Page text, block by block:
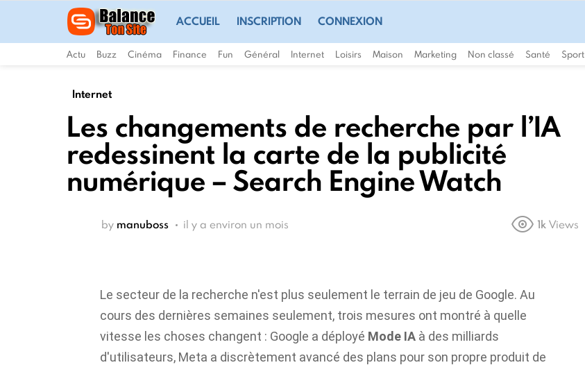
ACCUEIL INSCRIPTION CONNEXION
Actu Buzz Cinéma Finance Fun Général Internet Loisirs Maison Marketing Non classé Santé Sport
Internet
Les changements de recherche par l’IA
redessinent la carte de la publicité
numérique – Search Engine Watch
by manuboss il y a environ un mois 1k Views
Le secteur de la recherche n'est plus seulement le terrain de jeu de Google. Au
cours des dernières semaines seulement, trois mesures ont montré à quelle
vitesse les choses changent : Google a déployé Mode IA à des milliards
d'utilisateurs, Meta a discrètement avancé des plans pour son propre produit de